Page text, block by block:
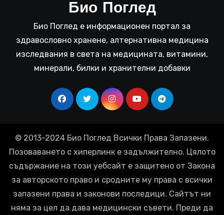
Био Поглед
Био Поглед е информационен портал за
здравословно хранене, алтернативна медицина
изследвания в света на медицината, витамини,
минерали, билки и хранителни добавки
© 2013-2024 Био Поглед Всички Права Запазени.
Позоваването с хиперлинк е задължително. Цялото
съдържание на този уебсайт е защитено от Закона
за авторското право и сродните му права с всички
запазени права и законови последици. Сайтът ни
няма за цел да дава медицински съвети. Преди да